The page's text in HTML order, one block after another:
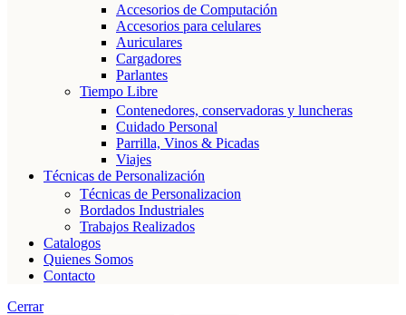
Accesorios de Computación
Accesorios para celulares
Auriculares
Cargadores
Parlantes
Tiempo Libre
Contenedores, conservadoras y luncheras
Cuidado Personal
Parrilla, Vinos & Picadas
Viajes
Técnicas de Personalización
Técnicas de Personalizacion
Bordados Industriales
Trabajos Realizados
Catalogos
Quienes Somos
Contacto
Cerrar